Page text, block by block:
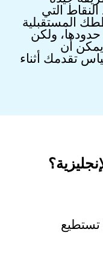
التي
المستقبلية
حدودها، ولكن
أن
تقدمك أثناء